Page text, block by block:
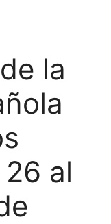
la
26 al